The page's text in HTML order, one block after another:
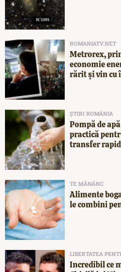
ROMANIATV.NET
Metrorex,
economie
rărit și vin cu
ȘTIRI ROMÂNIA
Pompă de
practică
transfer rapid
TE MĂNÂNC
Alimente
le combini
LIBERTATEA
Incredibil ce